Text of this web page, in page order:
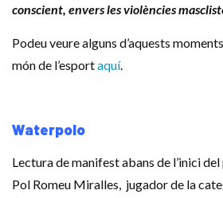
conscient, envers les violències
Podeu veure alguns d’aquests
món de l’esportaquí.
Waterpolo
Lectura de manifest abans de l’inici
Pol Romeu Miralles, jugador de la